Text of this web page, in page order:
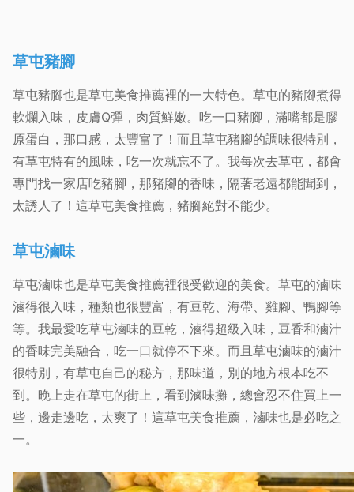
草屯豬腳
草屯豬腳也是草屯美食推薦裡的一大特色。草屯的豬腳煮得
軟爛入味，皮膚Q彈，肉質鮮嫩。吃一口豬腳，滿嘴都是膠
原蛋白，那口感，太豐富了！而且草屯豬腳的調味很特別，
有草屯特有的風味，吃一次就忘不了。我每次去草屯，都會
專門找一家店吃豬腳，那豬腳的香味，隔著老遠都能聞到，
太誘人了！這草屯美食推薦，豬腳絕對不能少。
草屯滷味
草屯滷味也是草屯美食推薦裡很受歡迎的美食。草屯的滷味
滷得很入味，種類也很豐富，有豆乾、海帶、雞腳、鴨腳等
等。我最愛吃草屯滷味的豆乾，滷得超級入味，豆香和滷汁
的香味完美融合，吃一口就停不下來。而且草屯滷味的滷汁
很特別，有草屯自己的秘方，那味道，別的地方根本吃不
到。晚上走在草屯的街上，看到滷味攤，總會忍不住買上一
些，邊走邊吃，太爽了！這草屯美食推薦，滷味也是必吃之
一。